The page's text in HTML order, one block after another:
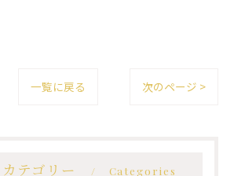
一覧に戻る 次のページ >
カテゴリー Categories